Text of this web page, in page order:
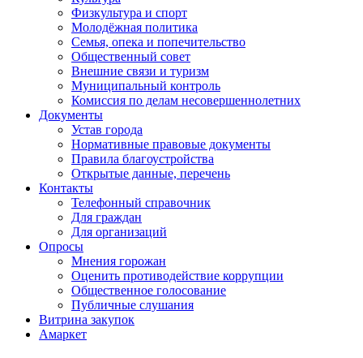
Физкультура и спорт
Молодёжная политика
Семья, опека и попечительство
Общественный совет
Внешние связи и туризм
Муниципальный контроль
Комиссия по делам несовершеннолетних
Документы
Устав города
Нормативные правовые документы
Правила благоустройства
Открытые данные, перечень
Контакты
Телефонный справочник
Для граждан
Для организаций
Опросы
Мнения горожан
Оценить противодействие коррупции
Общественное голосование
Публичные слушания
Витрина закупок
Амаркет